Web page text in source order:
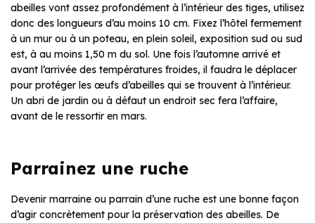
abeilles vont assez profondément à l’intérieur des tiges, utilisez
donc des longueurs d’au moins 10 cm. Fixez l’hôtel fermement
à un mur ou à un poteau, en plein soleil, exposition sud ou sud
est, à au moins 1,50 m du sol. Une fois l’automne arrivé et
avant l’arrivée des températures froides, il faudra le déplacer
pour protéger les œufs d’abeilles qui se trouvent à l’intérieur.
Un abri de jardin ou à défaut un endroit sec fera l’affaire,
avant de le ressortir en mars.
Parrainez une ruche
Devenir marraine ou parrain d’une ruche est une bonne façon
d’agir concrètement pour la préservation des abeilles. De